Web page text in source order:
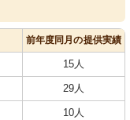
前年度同月の提供実績
15人
29人
10人